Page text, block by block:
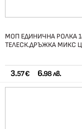
МОП ЕДИНИЧНА РОЛКА
ТЕЛЕСК.ДРЪЖКА МИКС
3.57 € 6.98 лв.